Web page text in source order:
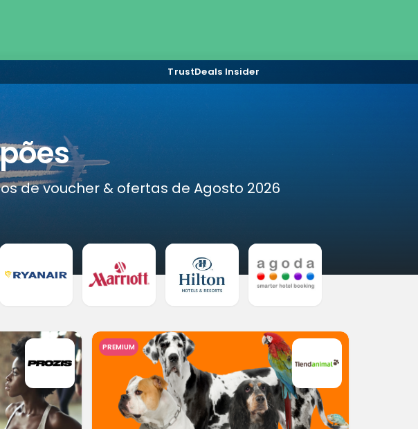
TrustDeals Insider
de voucher & ofertas de Agosto 2026
PREMIUM